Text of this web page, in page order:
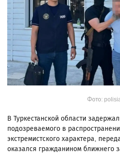
Фото:
В Туркестанской области
подозреваемого в
экстремистского характера,
оказался гражданином ближнего